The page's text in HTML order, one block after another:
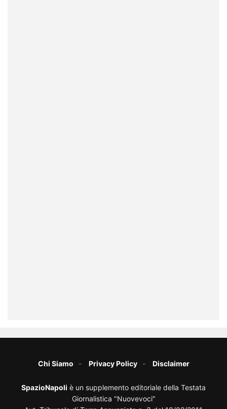
Chi Siamo Privacy Policy Disclaimer
SpazioNapoli è un supplemento editoriale della Testata
Giornalistica "Nuovevoci"